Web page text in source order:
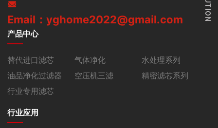
Email：yghome2022@gmail.com
产品中心
替代进口滤芯 气体净化
水处理系列
油品净化过滤器
空压机三滤
精密滤芯系列
行业专用滤芯
行业应用